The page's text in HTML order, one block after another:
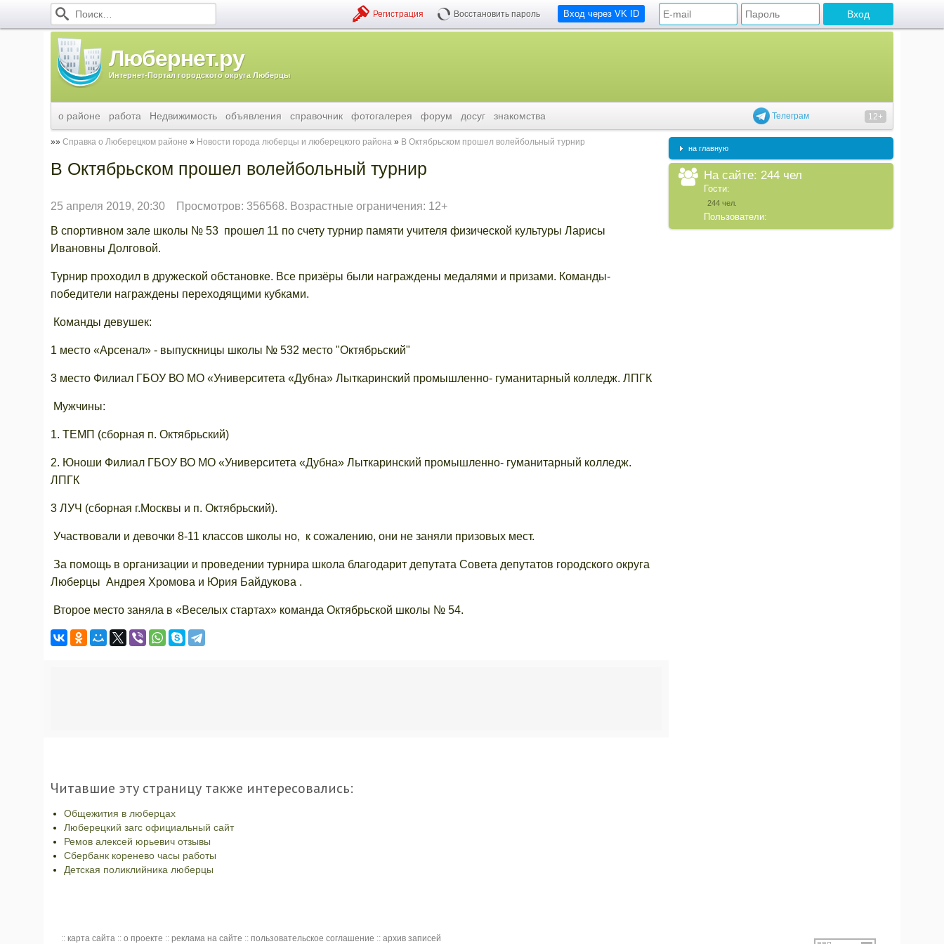
Вход через VK ID
Регистрация Восстановить пароль
Любернет.ру
Интернет-Портал городского округа Люберцы
Телеграм 12+
о районе работа Недвижимость объявления справочник фотогалерея форум досуг знакомства
Справка о Люберецком районе Новости города люберцы и люберецкого района В Октябрьском прошел волейбольный турнир
В Октябрьском прошел волейбольный турнир
25 апреля 2019, 20:30 Просмотров: 356568. Возрастные ограничения: 12+
В спортивном зале школы № 53 прошел 11 по счету турнир памяти учителя физической культуры Ларисы
Ивановны Долговой.
Турнир проходил в дружеской обстановке. Все призёры были награждены медалями и призами. Команды-
победители награждены переходящими кубками.
Команды девушек:
1 место «Арсенал» - выпускницы школы № 532 место "Октябрьский"
3 место Филиал ГБОУ ВО МО «Университета «Дубна» Лыткаринский промышленно- гуманитарный колледж. ЛПГК
Мужчины:
1. ТЕМП (сборная п. Октябрьский)
2. Юноши Филиал ГБОУ ВО МО «Университета «Дубна» Лыткаринский промышленно- гуманитарный колледж.
ЛПГК
3 ЛУЧ (сборная г.Москвы и п. Октябрьский).
Участвовали и девочки 8-11 классов школы но, к сожалению, они не заняли призовых мест.
За помощь в организации и проведении турнира школа благодарит депутата Совета депутатов городского округа
Люберцы Андрея Хромова и Юрия Байдукова .
Второе место заняла в «Веселых стартах» команда Октябрьской школы № 54.
Читавшие эту страницу также интересовались:
Общежития в люберцах
Люберецкий загс официальный сайт
Ремов алексей юрьевич отзывы
Сбербанк коренево часы работы
Детская поликлийника люберцы
на главную
На сайте: 244 чел
Гости:
244 чел.
Пользователи:
:: карта сайта :: о проекте :: реклама на сайте :: пользовательское соглашение :: архив записей